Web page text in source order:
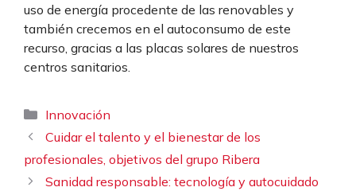
uso de energía procedente de las renovables y
también crecemos en el autoconsumo de este
recurso, gracias a las placas solares de nuestros
centros sanitarios.
Categorías
Innovación
Cuidar el talento y el bienestar de los
profesionales, objetivos del grupo Ribera
Sanidad responsable: tecnología y autocuidado